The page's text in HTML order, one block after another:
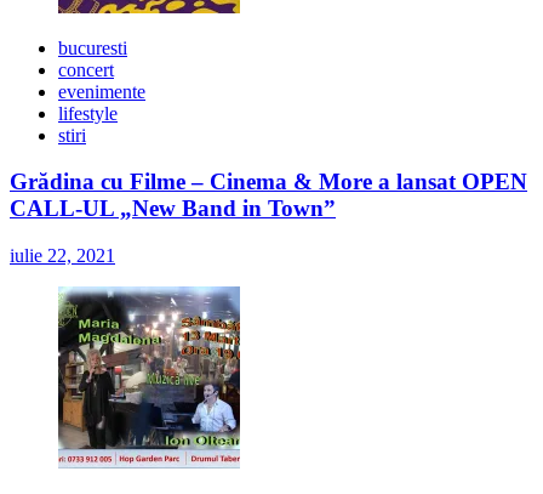
bucuresti
concert
evenimente
lifestyle
stiri
Grădina cu Filme – Cinema & More a lansat OPEN
CALL-UL „New Band in Town”
iulie 22, 2021